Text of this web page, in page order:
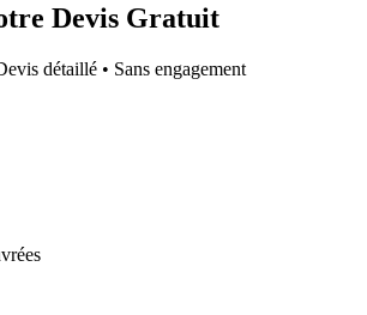
Devis Gratuit
détaillé • Sans engagement